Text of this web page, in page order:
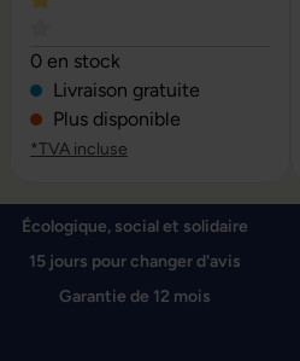
Note moyenne de 4 sur 5 étoiles
0 en stock
Livraison gratuite
Plus disponible
*TVA incluse
Écologique, social et solidaire
15 jours pour changer d'avis
Garantie de 12 mois